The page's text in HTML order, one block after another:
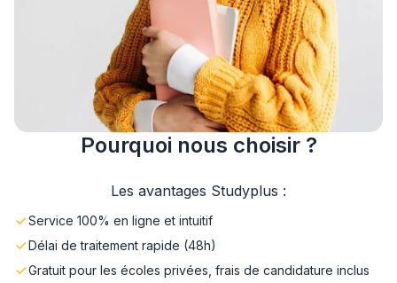
Pourquoi nous choisir ?
Les avantages Studyplus :
Service 100% en ligne et intuitif
Délai de traitement rapide (48h)
Gratuit pour les écoles privées, frais de candidature inclus